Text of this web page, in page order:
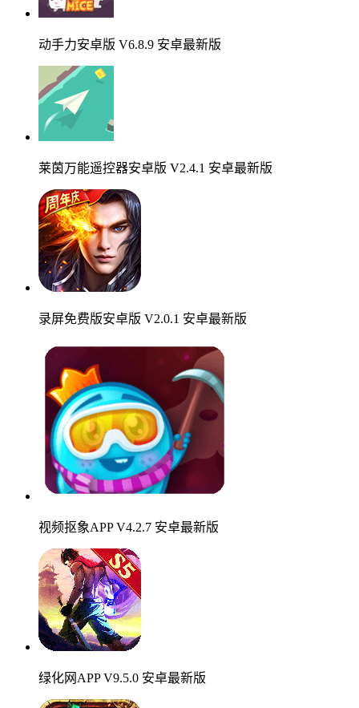
动手力安卓版 V6.8.9 安卓最新版
莱茵万能遥控器安卓版 V2.4.1 安卓最新版
录屏免费版安卓版 V2.0.1 安卓最新版
视频抠象APP V4.2.7 安卓最新版
绿化网APP V9.5.0 安卓最新版